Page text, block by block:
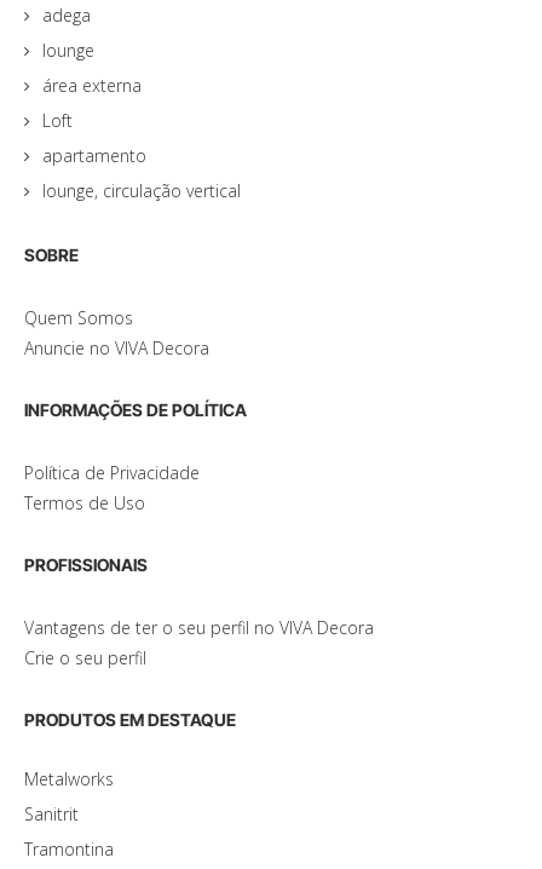
adega
lounge
área externa
Loft
apartamento
lounge, circulação vertical
SOBRE
Quem Somos
Anuncie no VIVA Decora
INFORMAÇÕES DE POLÍTICA
Política de Privacidade
Termos de Uso
PROFISSIONAIS
Vantagens de ter o seu perfil no VIVA Decora
Crie o seu perfil
PRODUTOS EM DESTAQUE
Metalworks
Sanitrit
Tramontina